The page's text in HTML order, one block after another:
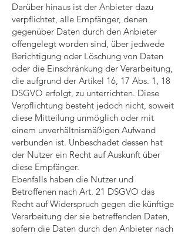
Darüber hinaus ist der Anbieter dazu
verpflichtet, alle Empfänger, denen
gegenüber Daten durch den Anbieter
offengelegt worden sind, über jedwede
Berichtigung oder Löschung von Daten
oder die Einschränkung der Verarbeitung,
die aufgrund der Artikel 16, 17 Abs. 1, 18
DSGVO erfolgt, zu unterrichten. Diese
Verpflichtung besteht jedoch nicht, soweit
diese Mitteilung unmöglich oder mit
einem unverhältnismäßigen Aufwand
verbunden ist. Unbeschadet dessen hat
der Nutzer ein Recht auf Auskunft über
diese Empfänger.
Ebenfalls haben die Nutzer und
Betroffenen nach Art. 21 DSGVO das
Recht auf Widerspruch gegen die künftige
Verarbeitung der sie betreffenden Daten,
sofern die Daten durch den Anbieter nach